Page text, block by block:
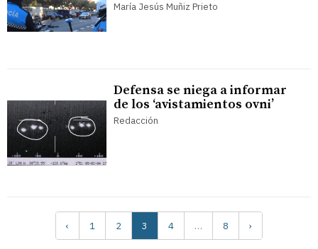
María Jesús Muñiz Prieto
Defensa se niega a informar
de los ‘avistamientos ovni’
Redacción
‹ 1 2 3 4 … 8 ›